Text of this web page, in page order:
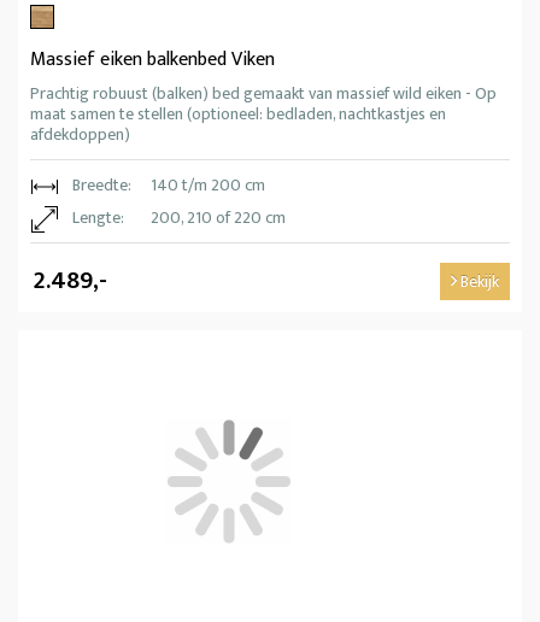
Massief eiken balkenbed Viken
Prachtig robuust (balken) bed gemaakt van massief wild eiken - Op
maat samen te stellen (optioneel: bedladen, nachtkastjes en
afdekdoppen)
Breedte:
140 t/m 200 cm
Lengte:
200, 210 of 220 cm
2.489,- Bekijk